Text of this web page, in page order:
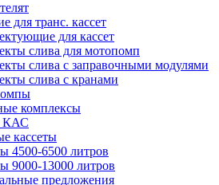
для транс. кассет
для кассет
слива для мотопомп
слива с заправочными модулями
слива с кранами
комплексы
КАС
кассеты
4500-6500 литров
9000-13000 литров
предложения